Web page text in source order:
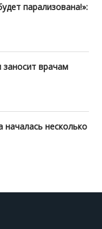
парализована!»:
врачам
несколько